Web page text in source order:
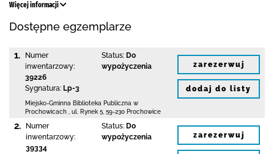
Więcej informacji
Dostępne egzemplarze
1.
Numer
inwentarzowy:
39226
Sygnatura: Lp-3
Status: Do
wypożyczenia
Miejsko-Gminna Biblioteka Publiczna w
Prochowicach
ul. Rynek 5 59-230 Prochowice
zarezerwuj
dodaj do listy
2.
Numer
inwentarzowy:
39334
Status: Do
wypożyczenia
zarezerwuj